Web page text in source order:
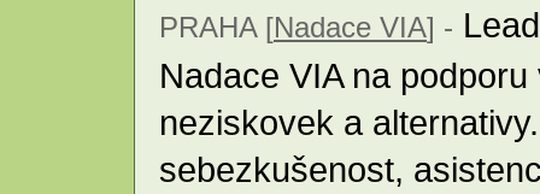
PRAHA [Nadace VIA] -
Nadace VIA na
neziskovek a
sebezkušenost,